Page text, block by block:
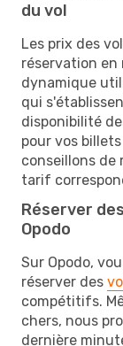
du vol
Les prix des
réservation en
dynamique
qui
disponibilité
pour vos
conseillons de
tarif
Réserver
Opodo
Sur Opodo,
réserver des
compétitifs.
chers, nous
dernière